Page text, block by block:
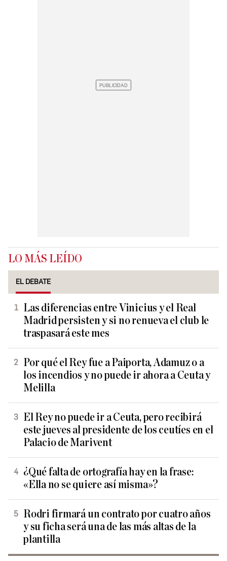
LO MÁS LEÍDO
EL DEBATE
Las diferencias entre Vinicius y el Real
Madrid persisten y si no renueva el club le
traspasará este mes
Por qué el Rey fue a Paiporta, Adamuz o a
los incendios y no puede ir ahora a Ceuta y
Melilla
El Rey no puede ir a Ceuta, pero recibirá
este jueves al presidente de los ceutíes en el
Palacio de Marivent
¿Qué falta de ortografía hay en la frase:
«Ella no se quiere así misma»?
Rodri firmará un contrato por cuatro años
y su ficha será una de las más altas de la
plantilla